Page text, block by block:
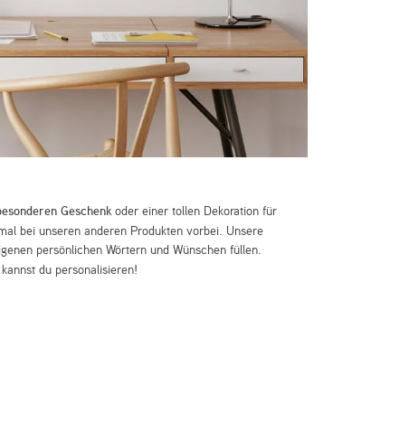
Geschenk oder einer tollen Dekoration für
bei unseren anderen Produkten vorbei. Unsere
persönlichen Wörtern und Wünschen füllen.
du personalisieren!